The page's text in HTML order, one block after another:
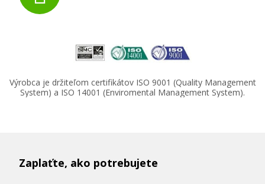
Výrobca je držiteľom certifikátov ISO 9001 (Quality Management
System) a ISO 14001 (Enviromental Management System).
Zaplaťte, ako potrebujete